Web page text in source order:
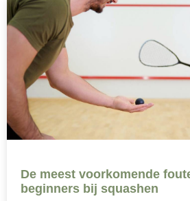
De meest voorkomende
beginners bij squashen